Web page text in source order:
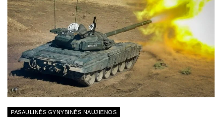
PASAULINĖS GYNYBINĖS NAUJIENOS